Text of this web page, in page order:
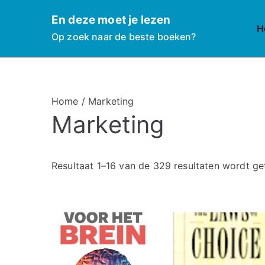
inhoud
En deze moet je lezen
Op zoek naar de beste boeken?
Home / Marketing
Marketing
Resultaat 1–16 van de 329 resultaten wordt